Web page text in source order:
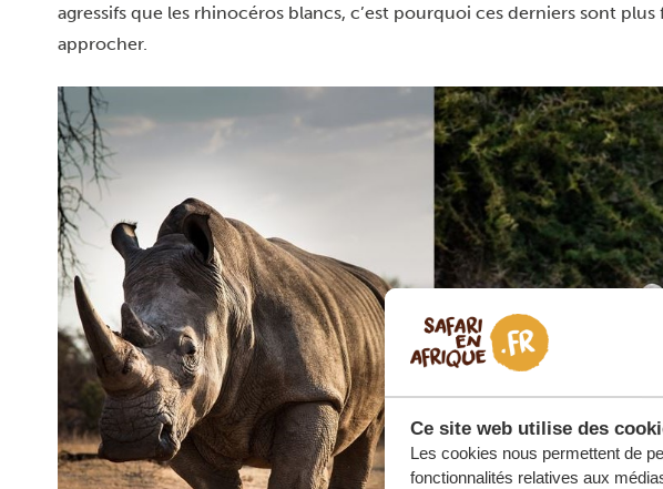
Ce site web utilise des
Les cookies nous permettent de
fonctionnalités relatives aux
agressifs que les rhinocéros blancs, c’est pourquoi ces derniers sont plus
approcher.